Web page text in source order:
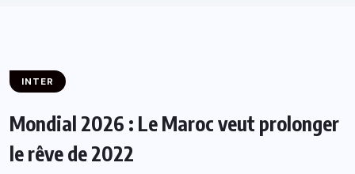
INTER
Mondial 2026 : Le Maroc veut prolonger
le rêve de 2022